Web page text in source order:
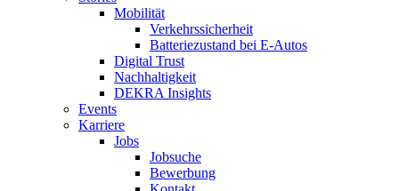
Mobilität
Verkehrssicherheit
Batteriezustand bei E-Autos
Digital Trust
Nachhaltigkeit
DEKRA Insights
Events
Karriere
Jobs
Jobsuche
Bewerbung